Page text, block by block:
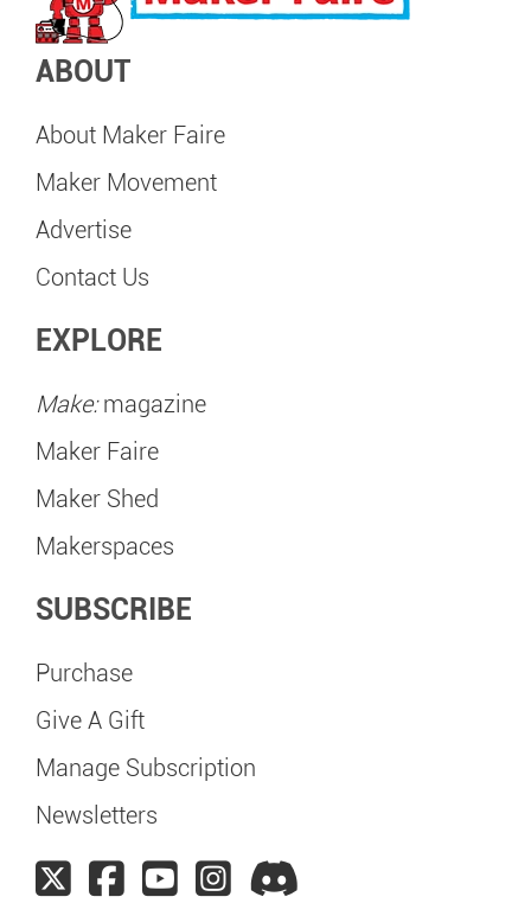
ABOUT
About Maker Faire
Maker Movement
Advertise
Contact Us
EXPLORE
Make:magazine
Maker Faire
Maker Shed
Makerspaces
SUBSCRIBE
Purchase
Give A Gift
Manage Subscription
Newsletters